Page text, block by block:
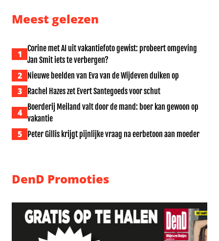
Meest gelezen
1
Corine met AI uit vakantiefoto gewist: probeert omgeving
Jan Smit iets te verbergen?
2 Nieuwe beelden van Eva van de Wijdeven duiken op
3 Rachel Hazes zet Evert Santegoeds voor schut
4
Boerderij Meiland valt door de mand: boer kan gewoon op
vakantie
5 Peter Gillis krijgt pijnlijke vraag na eerbetoon aan moeder
DenD Promoties